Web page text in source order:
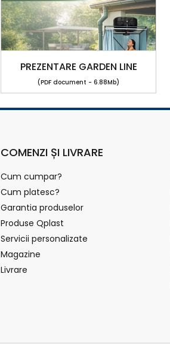
PREZENTARE GARDEN LINE
(PDF document - 6.88Mb)
COMENZI ȘI LIVRARE
Cum cumpar?
Cum platesc?
Garantia produselor
Produse Qplast
Servicii personalizate
Magazine
Livrare